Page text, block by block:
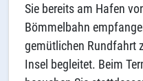
Sie bereits am Hafen
Bömmelbahn
gemütlichen Rundfahrt
Insel begleitet. Beim